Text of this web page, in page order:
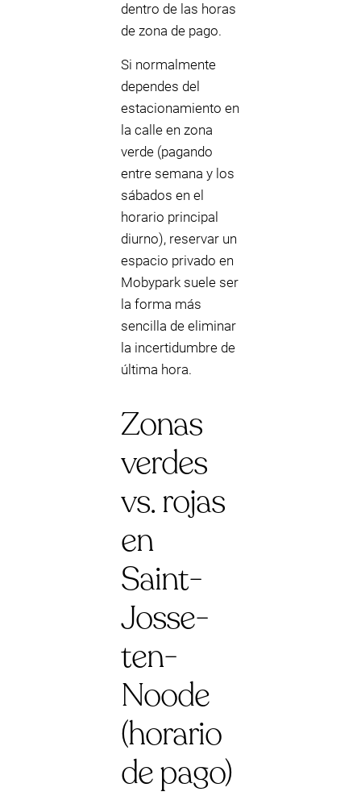
dentro de las horas
de zona de pago.
Si normalmente
dependes del
estacionamiento en
la calle en zona
verde (pagando
entre semana y los
sábados en el
horario principal
diurno), reservar un
espacio privado en
Mobypark suele ser
la forma más
sencilla de eliminar
la incertidumbre de
última hora.
Zonas
verdes
vs. rojas
en
Saint-
Josse-
ten-
Noode
(horario
de pago)